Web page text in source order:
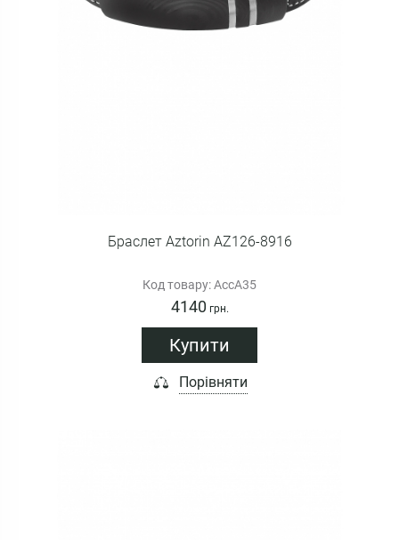
Браслет Aztorin AZ126-8916
Код товару: AccA35
4140 грн.
Купити
Порівняти